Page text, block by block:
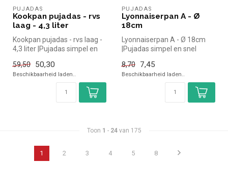
PUJADAS
Kookpan pujadas - rvs
laag - 4,3 liter
Kookpan pujadas - rvs laag -
4,3 liter |Pujadas simpel en
59,50
50,30
Beschikbaarheid laden..
PUJADAS
Lyonnaiserpan A - Ø
18cm
Lyonnaiserpan A - Ø 18cm
|Pujadas simpel en snel
Overzi...
8,70 7,45
Beschikbaarheid laden..
Toon 1 - 24van 175
1 2 3 4 5 8